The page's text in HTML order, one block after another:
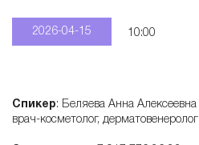
2026-04-15 10:00
Спикер: Беляева Анна Алексеевна
врач-косметолог, дерматовенеролог